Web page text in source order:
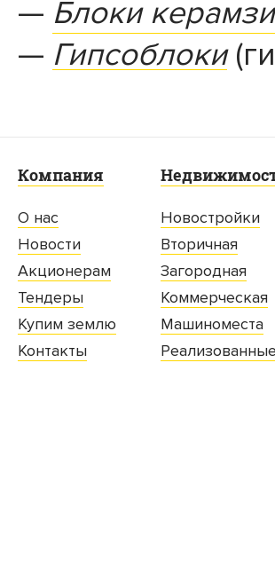
Блоки
Гипсоблоки
Компания
О нас
Новости
Акционерам
Тендеры
Купим землю
Контакты
Новостройки
Вторичная
Загородная
Коммерческая
Машиноместа